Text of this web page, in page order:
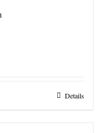
Details